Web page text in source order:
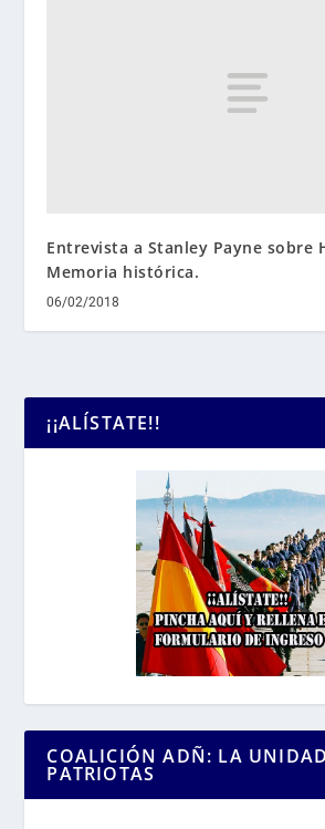
Entrevista a Stanley Payne sobre
Memoria histórica.
06/02/2018
¡¡ALÍSTATE!!
COALICIÓN ADÑ: LA
PATRIOTAS